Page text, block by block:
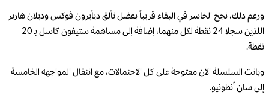
ورغم ذلك، نجح الخاسر في البقاء قريباً بفضل تألق ديأيرون فوكس وديلان هاربر
اللذين سجلا 24 نقطة لكل منهما، إضافة إلى مساهمة ستيفون كاسل بـ 20
نقطة.
وباتت السلسلة الآن مفتوحة على كل الاحتمالات، مع انتقال المواجهة الخامسة
إلى سان أنطونيو.